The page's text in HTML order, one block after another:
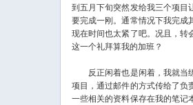
到五月下旬突然发给我三个项目
要完成一刚。通常情况下我完成
现在时间也太紧了吧。况且，转
这一个礼拜算我的加班？
反正闲着也是闲着，我就当
项目，通过邮件的方式传给了负
一些相关的资料保存在我的笔记